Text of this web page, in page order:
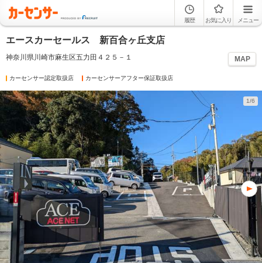
履歴 お気に入り メニュー
エースカーセールス 新百合ヶ丘支店
神奈川県川崎市麻生区五力田４２５－１ MAP
カーセンサー認定取扱店 カーセンサーアフター保証取扱店
1/6